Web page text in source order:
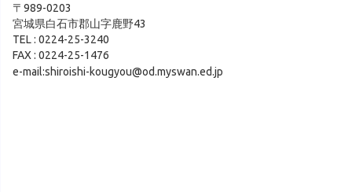
〒989-0203
宮城県白石市郡山字鹿野43
TEL : 0224-25-3240
FAX : 0224-25-1476
e-mail:shiroishi-kougyou@od.myswan.ed.jp